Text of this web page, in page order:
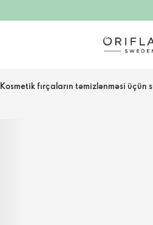
Kosmetik fırçaların təmizlənməsi üçün